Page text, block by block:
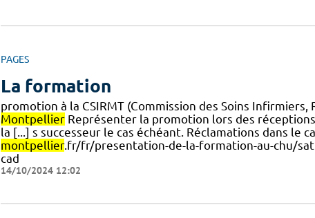
PAGES
La formation
promotion à la CSIRMT (Commission des Soins
MontpellierReprésenter la promotion lors des
la [...] s successeur le cas échéant. Réclamations dans
montpellier.fr/fr/presentation-de-la-formation-au-chu/
cad
14/10/2024 12:02